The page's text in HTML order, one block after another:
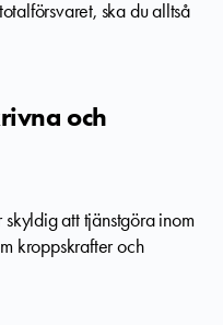
ska du alltså
och
att tjänstgöra inom
kroppskrafter och